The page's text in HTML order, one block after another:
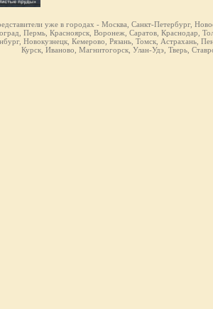
уже в городах - Москва, Санкт-Петербург,
Пермь, Красноярск, Воронеж, Саратов, Краснодар,
Новокузнецк, Кемерово, Рязань, Томск, Астрахань,
Курск, Иваново, Магнитогорск, Улан-Удэ, Тверь,